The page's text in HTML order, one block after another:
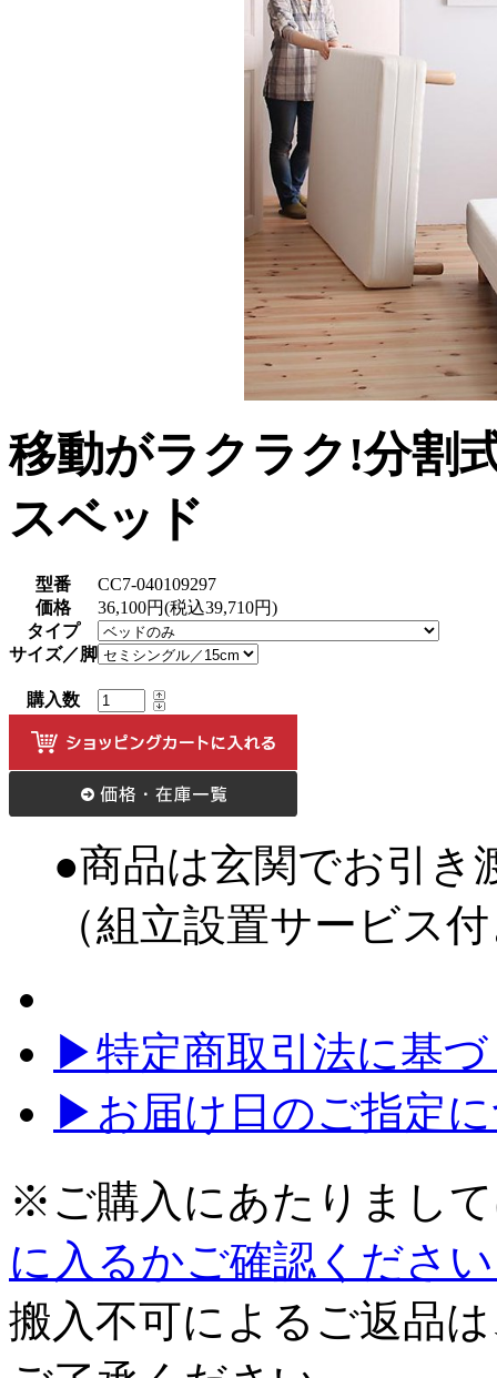
移動がラクラク!分割
スベッド
型番
CC7-040109297
価格
36,100円(税込39,710円)
タイプ
サイズ／脚
購入数
●商品は玄関でお引き
（組立設置サービス
▶特定商取引法に基
▶お届け日のご指定
※ご購入にあたりまし
に入るかご確認くださ
搬入不可によるご返品